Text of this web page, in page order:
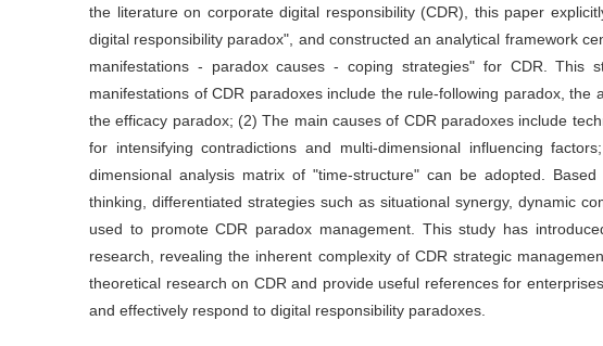
the literature on corporate digital responsibility (CDR), this paper
digital responsibility paradox", and constructed an analytical framework
manifestations - paradox causes - coping strategies" for CDR. This
manifestations of CDR paradoxes include the rule-following paradox, the
the efficacy paradox; (2) The main causes of CDR paradoxes include
for intensifying contradictions and multi-dimensional influencing
dimensional analysis matrix of "time-structure" can be adopted.
thinking, differentiated strategies such as situational synergy, dynamic
used to promote CDR paradox management. This study has
research, revealing the inherent complexity of CDR strategic
theoretical research on CDR and provide useful references for
and effectively respond to digital responsibility paradoxes.